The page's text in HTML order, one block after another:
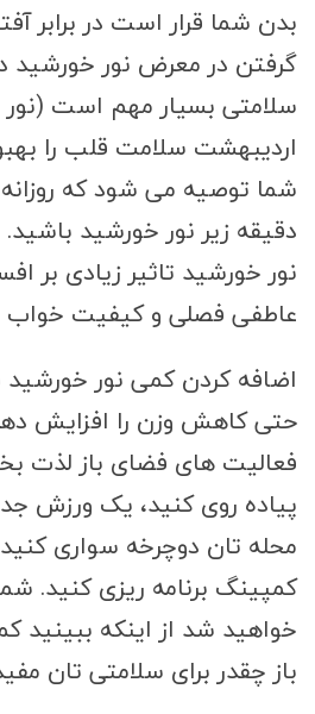
بدن شما قرار است در برابر
گرفتن در معرض نور خورشید
سلامتی بسیار مهم است
اردیبهشت سلامت قلب را
دقیقه زیر نور خورشید
نور خورشید تاثیر زیادی بر
عاطفی فصلی و کیفیت خواب
اضافه کردن کمی نور خورشید
حتی کاهش وزن را افزایش
فعالیت های فضای باز لذت
پیاده روی کنید، یک ورزش
محله تان دوچرخه سواری
کمپینگ برنامه ریزی کنید.
خواهید شد از اینکه ببینید
باز چقدر برای سلامتی تان